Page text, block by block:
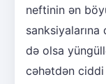
neftinin ən
sanksiyalarına
də olsa
cəhətdən ciddi